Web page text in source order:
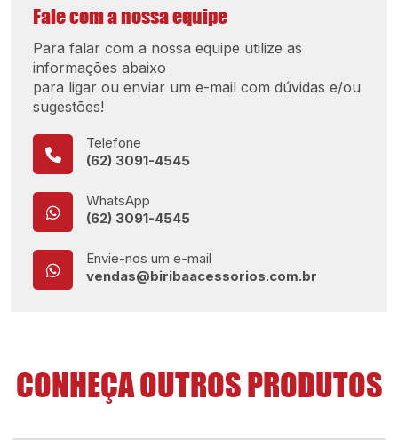
Fale com a nossa equipe
Para falar com a nossa equipe utilize as
informações abaixo
para ligar ou enviar um e-mail com dúvidas e/ou
sugestões!
Telefone
(62) 3091-4545
WhatsApp
(62) 3091-4545
Envie-nos um e-mail
vendas@biribaacessorios.com.br
CONHEÇA OUTROS PRODUTOS